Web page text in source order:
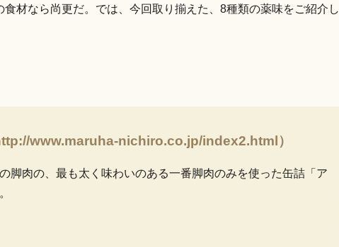
材なら尚更だ。では、今回取り揃えた、8種類の薬味をご紹介し
www.maruha-nichiro.co.jp/index2.html）
脚肉の、最も太く味わいのある一番脚肉のみを使った缶詰「ア